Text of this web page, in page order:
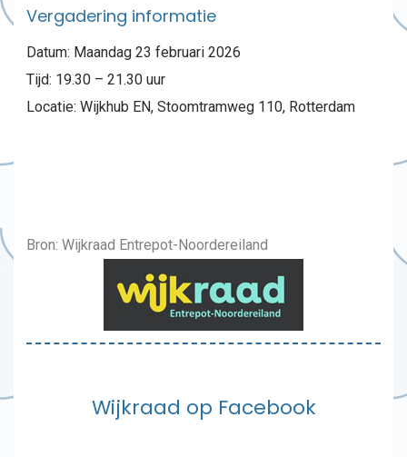
Vergadering informatie
Datum: Maandag 23 februari 2026
Tijd: 19.30 – 21.30 uur
Locatie: Wijkhub EN, Stoomtramweg 110, Rotterdam
Bron: Wijkraad Entrepot-Noordereiland
Wijkraad op Facebook